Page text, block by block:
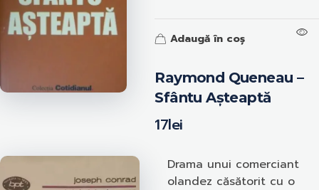
Raymond Queneau –
Sfântu Așteaptă
17lei
Adaugă în coș
Drama unui comerciant
olandez căsătorit cu o